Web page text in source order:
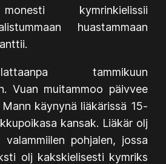
kymrinkielissii
huastammaan
tammikuun
Vuan muitammoo päivvee
käynynä liäkärissä 15-
kansak. Liäkär olj
pohjalen, jossa
olj kakskielisesti kymriks